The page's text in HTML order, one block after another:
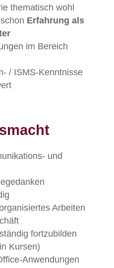
thematisch wohl
Erfahrung als
im Bereich
/ ISMS-Kenntnisse
und
Arbeiten
fortzubilden
Kursen)
Anwendungen